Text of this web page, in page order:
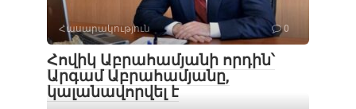
Հասարակություն 0
Հովիկ Աբրահամյանի որդին՝
Արգամ Աբրահամյանը,
կալանավորվել է